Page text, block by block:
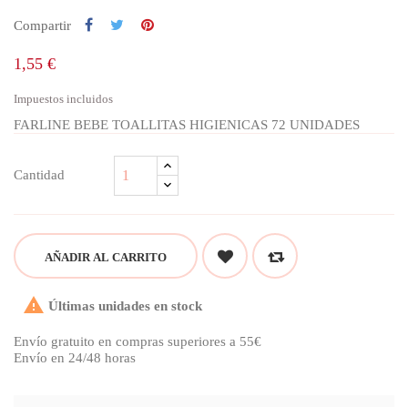
Compartir
1,55 €
Impuestos incluidos
FARLINE BEBE TOALLITAS HIGIENICAS 72 UNIDADES
Cantidad
AÑADIR AL CARRITO
 Últimas unidades en stock
Envío gratuito en compras superiores a 55€
Envío en 24/48 horas